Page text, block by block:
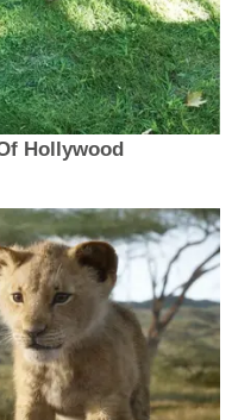
Hollywood